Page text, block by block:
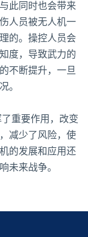
此同时也会带来
人员被无人机一
的。操控人员会
度，导致武力的
不断提升，一旦
。
重要作用，改变
减少了风险，使
的发展和应用还
未来战争。